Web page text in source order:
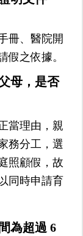
冊、醫院開
假之依據。
母，是否
當理由，親
務分工，選
照顧假，故
同時申請育
為超過 6